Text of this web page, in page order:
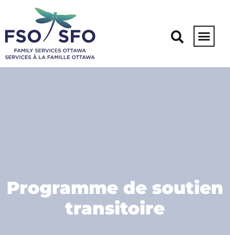
Programme de soutien
transitoire